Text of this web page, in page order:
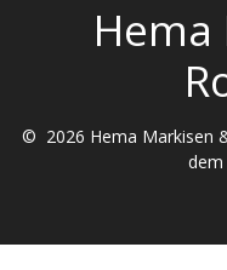
© 2026 Hema Markisen
dem